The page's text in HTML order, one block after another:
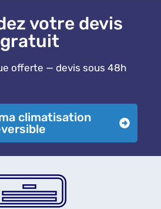
votre devis
gratuit
offerte — devis sous 48h
climatisation